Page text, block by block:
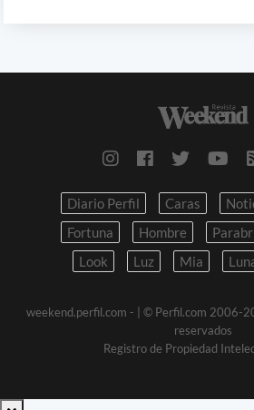
Diario Perfil Caras
Fortuna
Hombre
Look
Luz Mia
weekend.perfil.com -
| © Perfil.com 2006-
reservados
Registro de Propiedad